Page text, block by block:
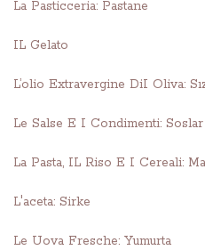
La Pasticceria: Pastane
IL Gelato
L’olio Extravergine DiI Oliva:
Le Salse E I Condimenti:
La Pasta, IL Riso E I Cereali:
L'aceta: Sirke
Le Uova Fresche: Yumurta